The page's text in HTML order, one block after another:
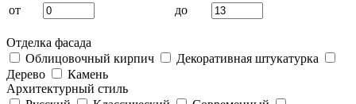
от
до
Отделка фасада
Облицовочный кирпич
Декоративная штукатурка
Дерево
Камень
Архитектурный стиль